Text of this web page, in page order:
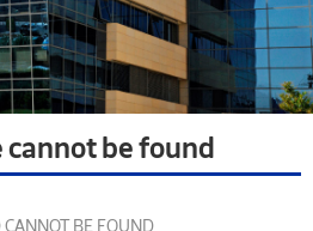
be found
CANNOT BE FOUND